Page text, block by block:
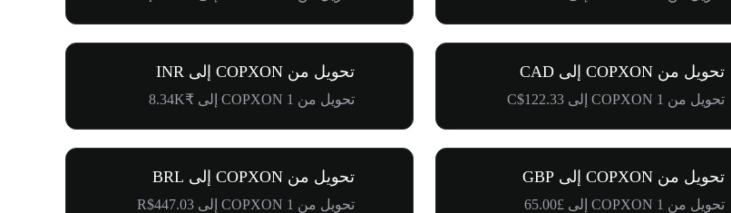
تحويل من COPXON إلى CAD
تحويل من 1 COPXON إلى C$122.33
تحويل من COPXON إلى INR
تحويل من 1 COPXON إلى ₹8.34K
تحويل من COPXON إلى GBP
تحويل من 1 COPXON إلى £65.00
تحويل من COPXON إلى BRL
تحويل من 1 COPXON إلى R$447.03